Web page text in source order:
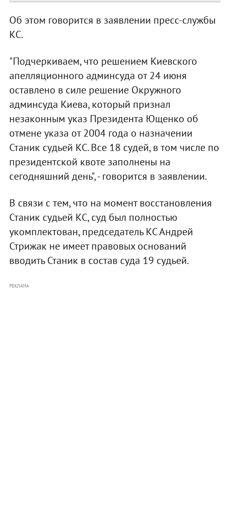
Об этом говорится в заявлении пресс-службы
КС.
"Подчеркиваем, что решением Киевского
апелляционного админсуда от 24 июня
оставлено в силе решение Окружного
админсуда Киева, который признал
незаконным указ Президента Ющенко об
отмене указа от 2004 года о назначении
Станик судьей КС. Все 18 судей, в том числе по
президентской квоте заполнены на
сегодняшний день", - говорится в заявлении.
В связи с тем, что на момент восстановления
Станик судьей КС, суд был полностью
укомплектован, председатель КС Андрей
Стрижак не имеет правовых оснований
вводить Станик в состав суда 19 судьей.
РЕКЛАМА